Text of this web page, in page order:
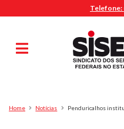
Telefone:
Pesquisa
Home Notícias Penduricalhos
MENU
Sindicalize-se